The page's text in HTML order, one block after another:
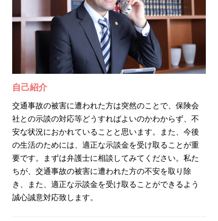
自己紹介
交通事故の被害に遭われた方は突然のことで、保険会
社との示談の対応等どうすればよいのかわからず、不
安な状況におかれていることと思います。また、今後
の生活のためには、適正な示談金を受け取ることが重
要です。まずは弁護士に相談してみてください。私た
ちが、交通事故の被害に遭われた方の不安を取り除
き、また、適正な示談金を受け取ることができるよう
誠心誠意対応致します。